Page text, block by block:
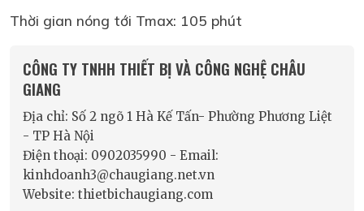
Thời gian nóng tới Tmax: 105 phút
CÔNG TY TNHH THIẾT BỊ VÀ CÔNG NGHỆ CHÂU
GIANG
Địa chỉ: Số 2 ngõ 1 Hà Kế Tấn- Phường Phương Liệt
- TP Hà Nội
Điện thoại: 0902035990 - Email:
kinhdoanh3@chaugiang.net.vn
Website: thietbichaugiang.com